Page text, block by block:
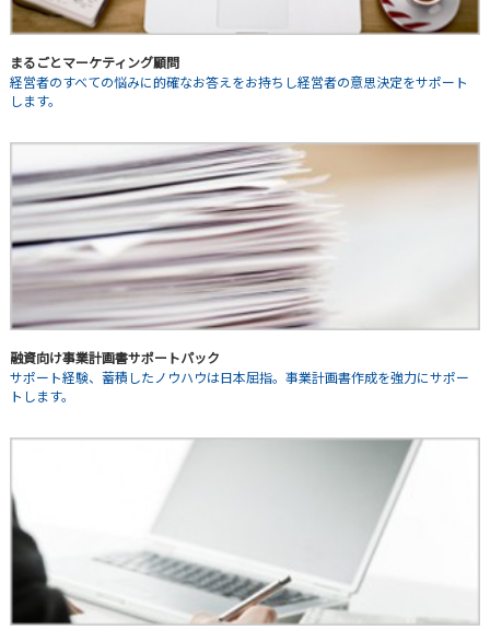
まるごとマーケティング顧問
経営者のすべての悩みに的確なお答えをお持ちし経営者の意思決定をサポート
します。
融資向け事業計画書サポートパック
サポート経験、蓄積したノウハウは日本屈指。事業計画書作成を強力にサポー
トします。